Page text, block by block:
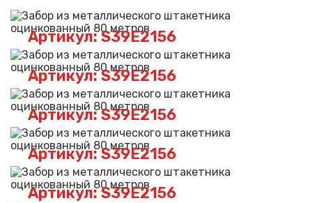
Артикул: S39E2156
Артикул: S39E2156
Артикул: S39E2156
Артикул: S39E2156
Артикул: S39E2156